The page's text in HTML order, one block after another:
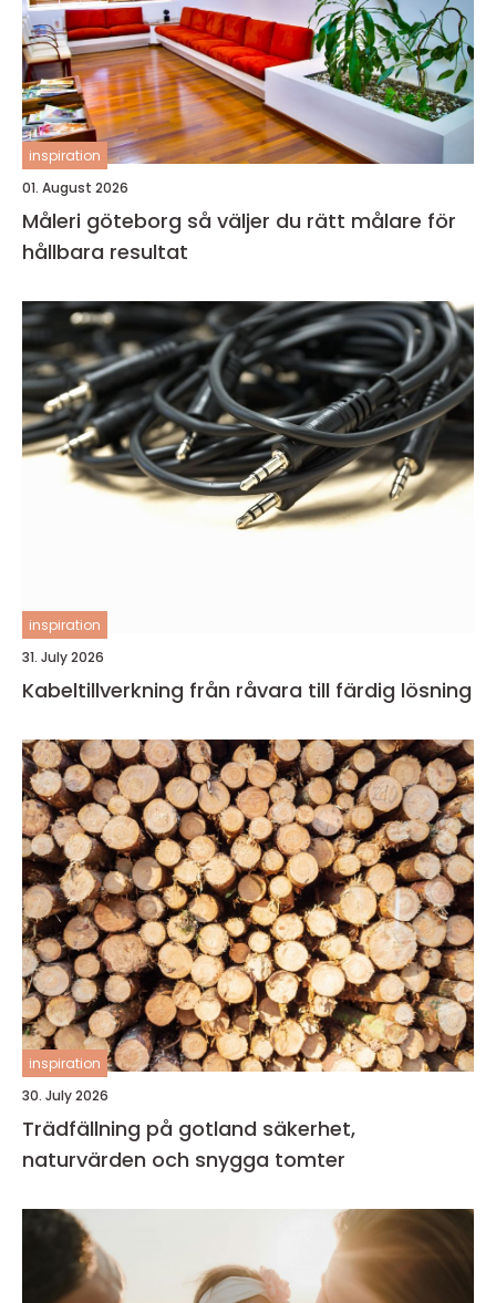
inspiration
01. August 2026
Måleri göteborg så väljer du rätt målare för
hållbara resultat
inspiration
31. July 2026
Kabeltillverkning från råvara till färdig lösning
inspiration
30. July 2026
Trädfällning på gotland säkerhet,
naturvärden och snygga tomter